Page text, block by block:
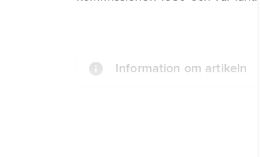
Information om artikeln